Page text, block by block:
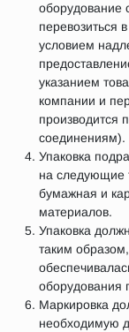
оборудование
перевозиться
условием
указанием
компании и
производится
соединениям).
Упаковка
на следующие
бумажная и
материалов.
Упаковка
таким
оборудования
Маркировка
необходимую